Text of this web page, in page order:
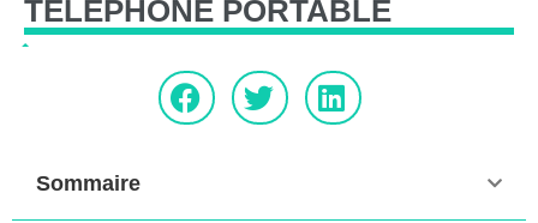
TÉLÉPHONE PORTABLE
Sommaire